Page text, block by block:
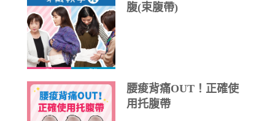
腹(束腹帶)
腰痠背痛OUT！正確使
用托腹帶